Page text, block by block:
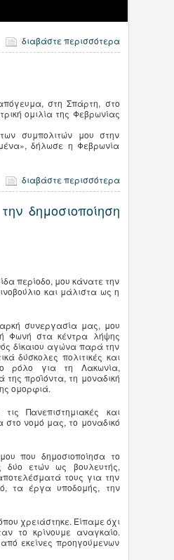
διαβάστε περισσότερα
στη Σπάρτη, στο
ομιλία της Φεβρωνίας
συμπολιτών μου στην
δήλωσε η Φεβρωνία
διαβάστε περισσότερα
δημοσιοποίηση
περίοδο, μου κάνατε την
και μάλιστα ως η
συνεργασία μας, μου
Φωνή στα κέντρα λήψης
δίκαιου αγώνα παρά την
δύσκολες πολιτικές και
ρόλο για τη Λακωνία,
της προϊόντα, τη μοναδική
ομορφιά.
Πανεπιστημιακές και
νομό μας, το μοναδικό
που δημοσιοποίησα το
δύο ετών ως βουλευτής,
τους για την
τα έργα υποδομής, την
χρειάστηκε. Είπαμε όχι
το κρίνουμε αναγκαίο.
εκείνες προηγούμενων